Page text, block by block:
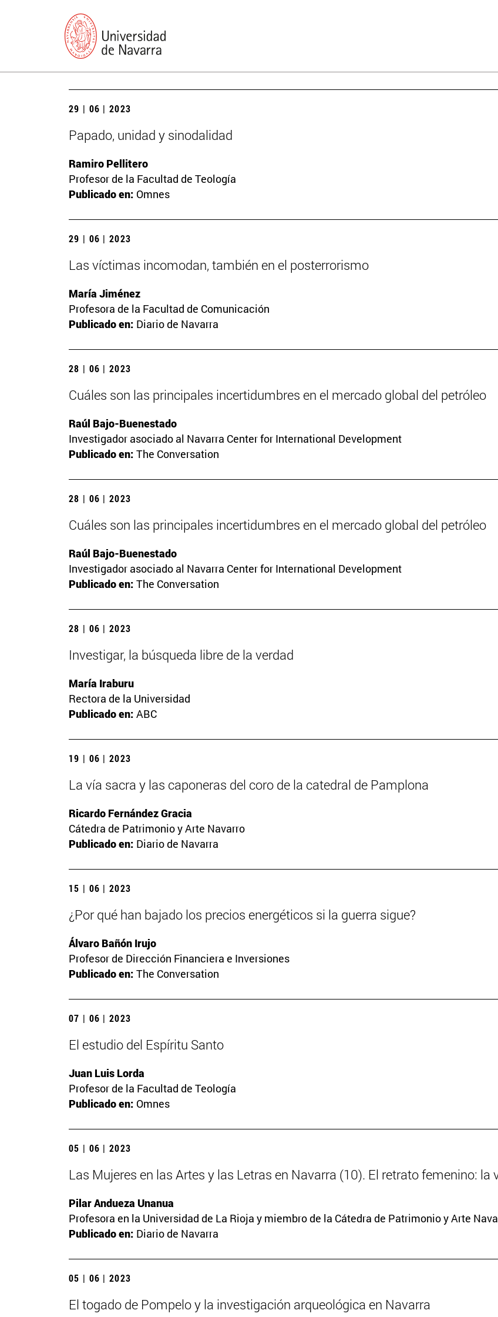
29 | 06 | 2023
Papado, unidad y sinodalidad
Ramiro Pellitero
Profesor de la Facultad de Teología
Publicado en: Omnes
29 | 06 | 2023
Las víctimas incomodan, también en el posterrorismo
María Jiménez
Profesora de la Facultad de Comunicación
Publicado en: Diario de Navarra
28 | 06 | 2023
Cuáles son las principales incertidumbres en el mercado global del petróleo
Raúl Bajo-Buenestado
Investigador asociado al Navarra Center for International Development
Publicado en: The Conversation
28 | 06 | 2023
Cuáles son las principales incertidumbres en el mercado global del petróleo
Raúl Bajo-Buenestado
Investigador asociado al Navarra Center for International Development
Publicado en: The Conversation
28 | 06 | 2023
Investigar, la búsqueda libre de la verdad
María Iraburu
Rectora de la Universidad
Publicado en: ABC
19 | 06 | 2023
La vía sacra y las caponeras del coro de la catedral de Pamplona
Ricardo Fernández Gracia
Cátedra de Patrimonio y Arte Navarro
Publicado en: Diario de Navarra
15 | 06 | 2023
¿Por qué han bajado los precios energéticos si la guerra sigue?
Álvaro Bañón Irujo
Profesor de Dirección Financiera e Inversiones
Publicado en: The Conversation
07 | 06 | 2023
El estudio del Espíritu Santo
Juan Luis Lorda
Profesor de la Facultad de Teología
Publicado en: Omnes
05 | 06 | 2023
Las Mujeres en las Artes y las Letras en Navarra (10). El retrato femenino:
Pilar Andueza Unanua
Profesora en la Universidad de La Rioja y miembro de la Cátedra de Patrimonio y Arte
Publicado en: Diario de Navarra
05 | 06 | 2023
El togado de Pompelo y la investigación arqueológica en Navarra